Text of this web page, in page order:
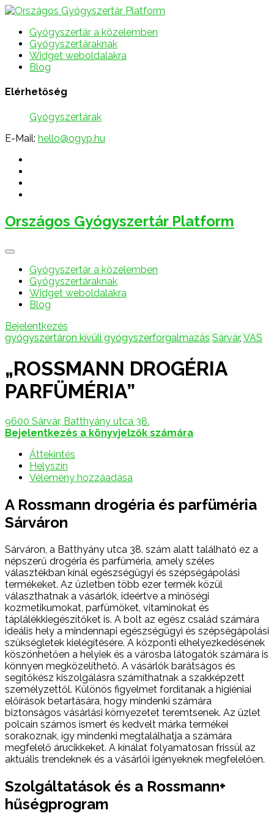
Gyógyszertár a közelemben
Gyógyszertáraknak
Widget weboldalakra
Blog
Elérhetőség
Gyógyszertárak
E-Mail: hello@ogyp.hu
Országos Gyógyszertár Platform
Gyógyszertár a közelemben
Gyógyszertáraknak
Widget weboldalakra
Blog
Bejelentkezés
gyógyszertáron kívüli gyógyszerforgalmazás Sárvár, VAS
„ROSSMANN DROGÉRIA
PARFÜMÉRIA”
9600 Sárvár, Batthyány utca 38.
Bejelentkezés a könyvjelzők számára
Áttekintés
Helyszín
Vélemény hozzáadása
A Rossmann drogéria és parfüméria
Sárváron
Sárváron, a Batthyány utca 38. szám alatt található ez a
népszerű drogéria és parfüméria, amely széles
választékban kínál egészségügyi és szépségápolási
termékeket. Az üzletben több ezer termék közül
választhatnak a vásárlók, ideértve a minőségi
kozmetikumokat, parfümöket, vitaminokat és
táplálékkiegészítőket is. A bolt az egész család számára
ideális hely a mindennapi egészségügyi és szépségápolási
szükségletek kielégítésére. A központi elhelyezkedésének
köszönhetően a helyiek és a városba látogatók számára is
könnyen megközelíthető. A vásárlók barátságos és
segítőkész kiszolgálásra számíthatnak a szakképzett
személyzettől. Különös figyelmet fordítanak a higiéniai
előírások betartására, hogy mindenki számára
biztonságos vásárlási környezetet teremtsenek. Az üzlet
polcain számos ismert és kedvelt márka termékei
sorakoznak, így mindenki megtalálhatja a számára
megfelelő árucikkeket. A kínálat folyamatosan frissül az
aktuális trendeknek és a vásárlói igényeknek megfelelően.
Szolgáltatások és a Rossmann+
hűségprogram